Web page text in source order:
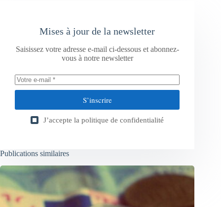
Mises à jour de la newsletter
Saisissez votre adresse e-mail ci-dessous et abonnez-
vous à notre newsletter
S’inscrire
J’accepte la politique de confidentialité
Publications similaires